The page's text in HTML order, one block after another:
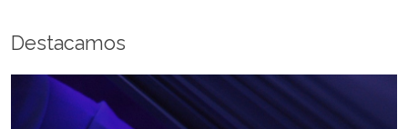
Destacamos